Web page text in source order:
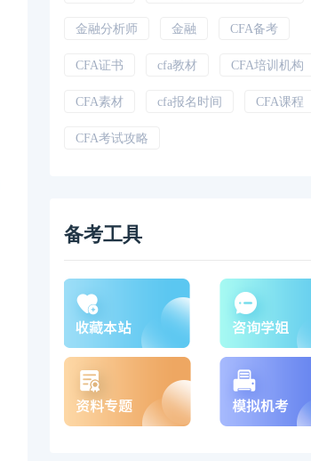
金融分析师 金融 CFA备考
CFA证书 cfa教材 CFA培训机构
CFA素材 cfa报名时间 CFA课程
CFA考试攻略
备考工具